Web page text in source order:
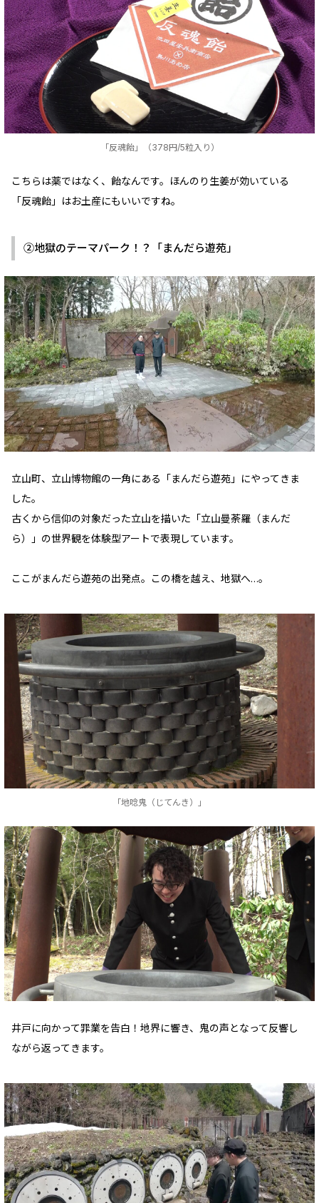
「反魂飴」（378円/5粒入り）
こちらは薬ではなく、飴なんです。ほんのり生姜が効いている
「反魂飴」はお土産にもいいですね。
②地獄のテーマパーク！？「まんだら遊苑」
立山町、立山博物館の一角にある「まんだら遊苑」にやってきま
した。
古くから信仰の対象だった立山を描いた「立山曼荼羅（まんだ
ら）」の世界観を体験型アートで表現しています。
ここがまんだら遊苑の出発点。この橋を越え、地獄へ…。
「地唸鬼（じてんき）」
井戸に向かって罪業を告白！地界に響き、鬼の声となって反響し
ながら返ってきます。